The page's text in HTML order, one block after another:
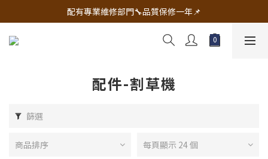
🔧電動工具&五金唯一首選 宇慶五金網拍🔧
配有專業維修部門🔧品質保修一年📌
🔧電動工具&五金唯一首選 宇慶五金網拍🔧
配件-割草機
篩選
商品排序 每頁顯示 24 個